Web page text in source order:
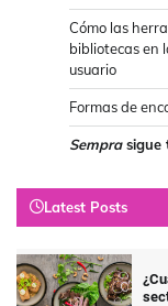
Cómo las
bibliotecas en
usuario
Formas de
Semprasigue
Latest Posts